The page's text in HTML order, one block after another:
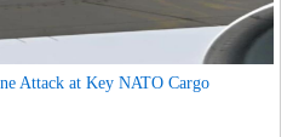
Attack at Key NATO Cargo